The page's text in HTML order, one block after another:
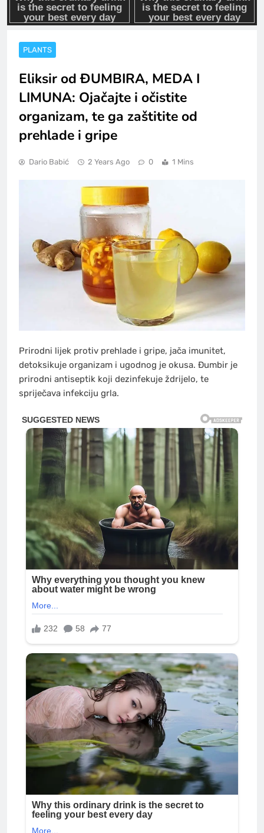
PLANTS
Eliksir od ĐUMBIRA, MEDA I
LIMUNA: Ojačajte i očistite
organizam, te ga zaštitite od
prehlade i gripe
Dario Babić 2 Years Ago 0 1 Mins
Prirodni lijek protiv prehlade i gripe, jača imunitet,
detoksikuje organizam i ugodnog je okusa. Đumbir je
prirodni antiseptik koji dezinfekuje ždrijelo, te
spriječava infekciju grla.